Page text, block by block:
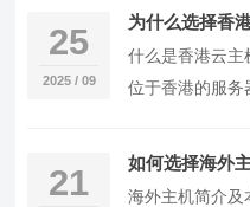
人用户…
25
2025 / 09
为什么选择香
什么是香港云主
位于香港的服务
一样，…
21 如何选择海外
海外主机简介及